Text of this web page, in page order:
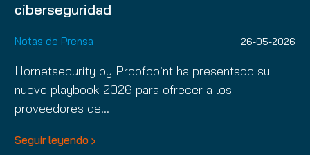
ciberseguridad
Notas de Prensa 26-05-2026
Hornetsecurity by Proofpoint ha presentado su
nuevo playbook 2026 para ofrecer a los
proveedores de…
Seguir leyendo